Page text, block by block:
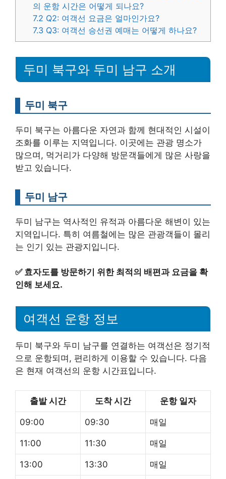
의 운항 시간은 어떻게 되나요?
7.2 Q2: 여객선 요금은 얼마인가요?
7.3 Q3: 여객선 승선권 예매는 어떻게 하나요?
두미 북구와 두미 남구 소개
두미 북구
두미 북구는 아름다운 자연과 함께 현대적인 시설이
조화를 이루는 지역입니다. 이곳에는 관광 명소가
많으며, 먹거리가 다양해 방문객들에게 많은 사랑을
받고 있습니다.
두미 남구
두미 남구는 역사적인 유적과 아름다운 해변이 있는
지역입니다. 특히 여름철에는 많은 관광객들이 몰리
는 인기 있는 관광지입니다.
✅ 효자도를 방문하기 위한 최적의 배편과 요금을 확
인해 보세요.
여객선 운항 정보
두미 북구와 두미 남구를 연결하는 여객선은 정기적
으로 운항되며, 편리하게 이용할 수 있습니다. 다음
은 현재 여객선의 운항 시간표입니다.
출발 시간 도착 시간 운항 일자
09:00 09:30 매일
11:00 11:30 매일
13:00 13:30 매일